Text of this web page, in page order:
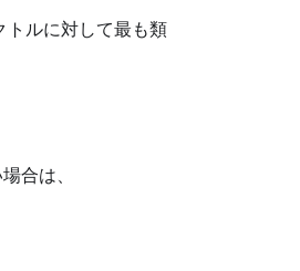
トルに対して最も類
合は、